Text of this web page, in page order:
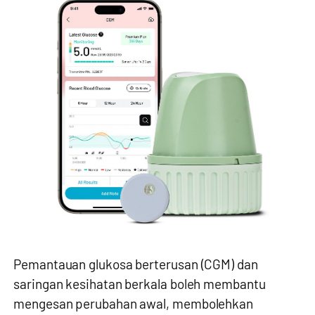
Pemantauan glukosa berterusan (CGM) dan
saringan kesihatan berkala boleh membantu
mengesan perubahan awal, membolehkan